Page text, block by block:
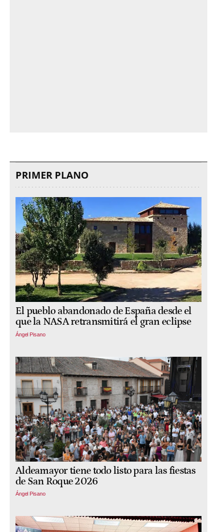
PRIMER PLANO
El pueblo abandonado de España desde el
que la NASA retransmitirá el gran eclipse
Ángel Pisano
Aldeamayor tiene todo listo para las fiestas
de San Roque 2026
Ángel Pisano